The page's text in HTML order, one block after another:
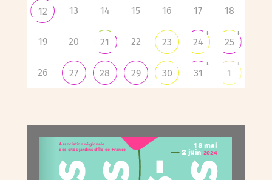
12 13 14 15 16 17 18
19 20 21 22 23 24
+
25
+
26 27 28 29 30 31
+
1
+